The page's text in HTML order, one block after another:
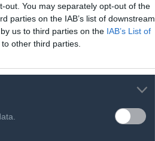
out. You may separately opt-out of the
parties on the IAB’s list of downstream
us to third parties on the IAB’s List of
other third parties.
ΣΥΡΙΖΑ», ανέφερε ο